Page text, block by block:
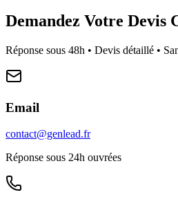
Demandez Votre Devis
Réponse sous 48h • Devis détaillé •
Email
contact@genlead.fr
Réponse sous 24h ouvrées